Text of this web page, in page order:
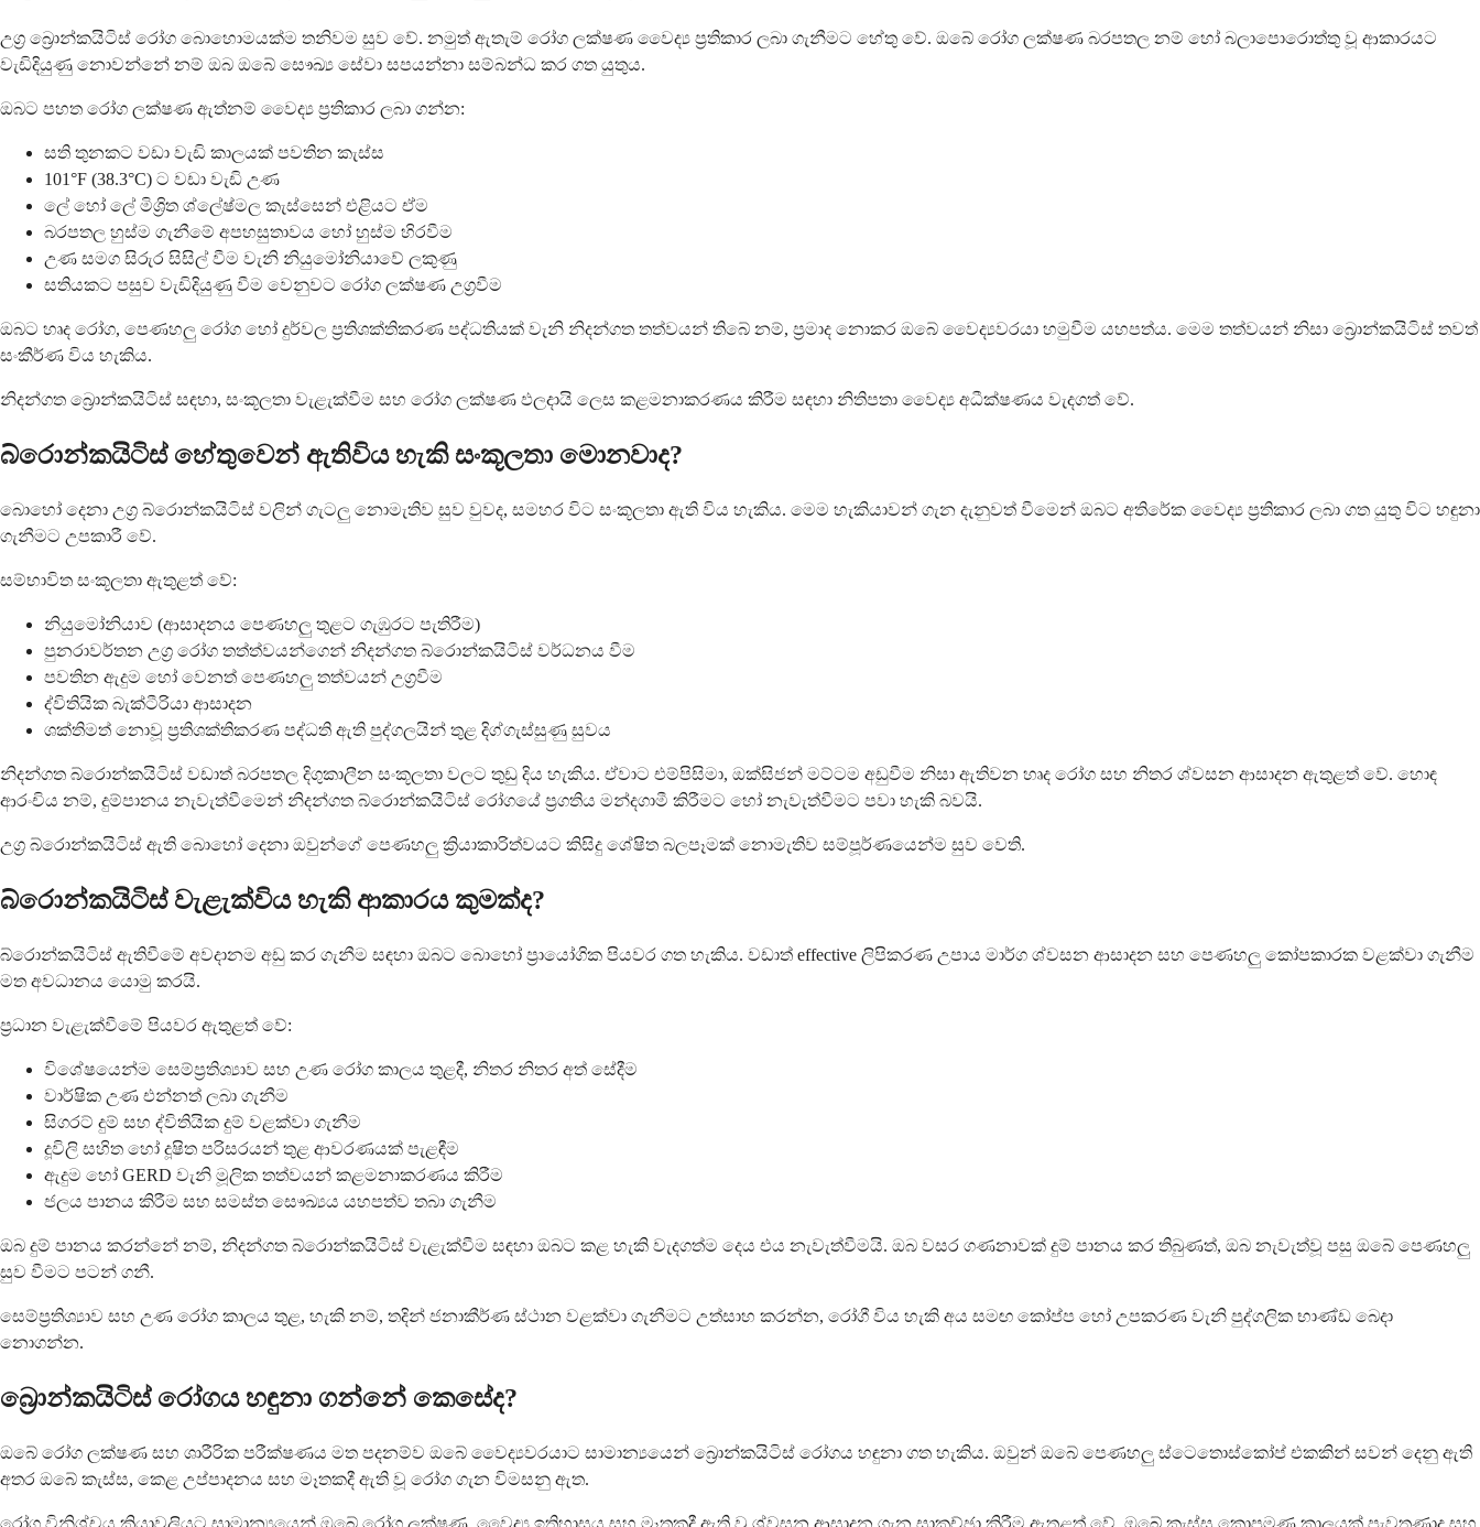
උග්‍ර බ්‍රොන්කයිටිස් රෝග බොහොමයක්ම තනිවම සුව වේ. නමුත් ඇතැම් රෝග ලක්ෂණ වෛද්‍ය ප්‍රතිකාර ලබා ගැනීමට හේතු වේ. ඔබේ රෝග ලක්ෂණ බරපතල නම් හෝ බලාපොරොත්තු වූ ආකාරයට
වැඩිදියුණු නොවන්නේ නම් ඔබ ඔබේ සෞඛ්‍ය සේවා සපයන්නා සම්බන්ධ කර ගත යුතුය.
ඔබට පහත රෝග ලක්ෂණ ඇත්නම් වෛද්‍ය ප්‍රතිකාර ලබා ගන්න:
සති තුනකට වඩා වැඩි කාලයක් පවතින කැස්ස
101°F (38.3°C) ට වඩා වැඩි උණ
ලේ හෝ ලේ මිශ්‍රිත ශ්ලේෂ්මල කැස්සෙන් එළියට ඒම
බරපතල හුස්ම ගැනීමේ අපහසුතාවය හෝ හුස්ම හිරවීම
උණ සමග සිරුර සිසිල් වීම වැනි නියුමෝනියාවේ ලකුණු
සතියකට පසුව වැඩිදියුණු වීම වෙනුවට රෝග ලක්ෂණ උග්‍රවීම
ඔබට හෘද රෝග, පෙණහලු රෝග හෝ දුර්වල ප්‍රතිශක්තිකරණ පද්ධතියක් වැනි නිදන්ගත තත්වයන් තිබේ නම්, ප්‍රමාද නොකර ඔබේ වෛද්‍යවරයා හමුවීම යහපත්ය. මෙම තත්වයන් නිසා බ්‍රොන්කයිටිස් තවත්
සංකීර්ණ විය හැකිය.
නිදන්ගත බ්‍රොන්කයිටිස් සඳහා, සංකූලතා වැළැක්වීම සහ රෝග ලක්ෂණ ඵලදායි ලෙස කළමනාකරණය කිරීම සඳහා නිතිපතා වෛද්‍ය අධීක්ෂණය වැදගත් වේ.
බ්රොන්කයිටිස් හේතුවෙන් ඇතිවිය හැකි සංකූලතා මොනවාද?
බොහෝ දෙනා උග්‍ර බ්රොන්කයිටිස් වලින් ගැටලු නොමැතිව සුව වුවද, සමහර විට සංකූලතා ඇති විය හැකිය. මෙම හැකියාවන් ගැන දැනුවත් වීමෙන් ඔබට අතිරේක වෛද්‍ය ප්‍රතිකාර ලබා ගත යුතු විට හඳුනා
ගැනීමට උපකාරී වේ.
සම්භාවිත සංකූලතා ඇතුළත් වේ:
නියුමෝනියාව (ආසාදනය පෙණහලු තුළට ගැඹුරට පැතිරීම)
පුනරාවර්තන උග්‍ර රෝග තත්ත්වයන්ගෙන් නිදන්ගත බ්රොන්කයිටිස් වර්ධනය වීම
පවතින ඇදුම හෝ වෙනත් පෙණහලු තත්වයන් උග්‍රවීම
ද්විතියික බැක්ටීරියා ආසාදන
ශක්තිමත් නොවූ ප්‍රතිශක්තිකරණ පද්ධති ඇති පුද්ගලයින් තුළ දිග්ගැස්සුණු සුවය
නිදන්ගත බ්රොන්කයිටිස් වඩාත් බරපතල දිගුකාලීන සංකූලතා වලට තුඩු දිය හැකිය. ඒවාට එම්පිසිමා, ඔක්සිජන් මට්ටම අඩුවීම නිසා ඇතිවන හෘද රෝග සහ නිතර ශ්වසන ආසාදන ඇතුළත් වේ. හොඳ
ආරංචිය නම්, දුම්පානය නැවැත්වීමෙන් නිදන්ගත බ්රොන්කයිටිස් රෝගයේ ප්‍රගතිය මන්දගාමී කිරීමට හෝ නැවැත්වීමට පවා හැකි බවයි.
උග්‍ර බ්රොන්කයිටිස් ඇති බොහෝ දෙනා ඔවුන්ගේ පෙණහලු ක්‍රියාකාරිත්වයට කිසිදු ශේෂිත බලපෑමක් නොමැතිව සම්පූර්ණයෙන්ම සුව වෙති.
බ්රොන්කයිටිස් වැළැක්විය හැකි ආකාරය කුමක්ද?
බ්රොන්කයිටිස් ඇතිවීමේ අවදානම අඩු කර ගැනීම සඳහා ඔබට බොහෝ ප්‍රායෝගික පියවර ගත හැකිය. වඩාත් effective ලිපිකරණ උපාය මාර්ග ශ්වසන ආසාදන සහ පෙණහලු කෝපකාරක වළක්වා ගැනීම
මත අවධානය යොමු කරයි.
ප්‍රධාන වැළැක්වීමේ පියවර ඇතුළත් වේ:
විශේෂයෙන්ම සෙම්ප්‍රතිශ්‍යාව සහ උණ රෝග කාලය තුළදී, නිතර නිතර අත් සේදීම
වාර්ෂික උණ එන්නත් ලබා ගැනීම
සිගරට් දුම් සහ ද්විතියික දුම් වළක්වා ගැනීම
දූවිලි සහිත හෝ දූෂිත පරිසරයන් තුළ ආවරණයක් පැළඳීම
ඇදුම හෝ GERD වැනි මූලික තත්වයන් කළමනාකරණය කිරීම
ජලය පානය කිරීම සහ සමස්ත සෞඛ්‍යය යහපත්ව තබා ගැනීම
ඔබ දුම් පානය කරන්නේ නම්, නිදන්ගත බ්රොන්කයිටිස් වැළැක්වීම සඳහා ඔබට කළ හැකි වැදගත්ම දෙය එය නැවැත්වීමයි. ඔබ වසර ගණනාවක් දුම් පානය කර තිබුණත්, ඔබ නැවැත්වූ පසු ඔබේ පෙණහලු
සුව වීමට පටන් ගනී.
සෙම්ප්‍රතිශ්‍යාව සහ උණ රෝග කාලය තුළ, හැකි නම්, තදින් ජනාකීර්ණ ස්ථාන වළක්වා ගැනීමට උත්සාහ කරන්න, රෝගී විය හැකි අය සමඟ කෝප්ප හෝ උපකරණ වැනි පුද්ගලික භාණ්ඩ බෙදා
නොගන්න.
බ්‍රොන්කයිටිස් රෝගය හඳුනා ගන්නේ කෙසේද?
ඔබේ රෝග ලක්ෂණ සහ ශාරීරික පරීක්ෂණය මත පදනම්ව ඔබේ වෛද්‍යවරයාට සාමාන්‍යයෙන් බ්‍රොන්කයිටිස් රෝගය හඳුනා ගත හැකිය. ඔවුන් ඔබේ පෙණහලු ස්ටෙතොස්කෝප් එකකින් සවන් දෙනු ඇති
අතර ඔබේ කැස්ස, කෙළ උප්පාදනය සහ මෑතකදී ඇති වූ රෝග ගැන විමසනු ඇත.
රෝග විනිශ්චය ක්‍රියාවලියට සාමාන්‍යයෙන් ඔබේ රෝග ලක්ෂණ, වෛද්‍ය ඉතිහාසය සහ මෑතකදී ඇති වූ ශ්වසන ආසාදන ගැන සාකච්ඡා කිරීම ඇතුළත් වේ. ඔබේ කැස්ස කොපමණ කාලයක් පැවතුණාද සහ